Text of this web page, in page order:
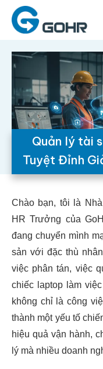
Quản lý tài
Tuyệt Đỉnh
Chào bạn, tôi là
HR Trưởng của
đang chuyển mình
sản với đặc thù
việc phân tán, việc
chiếc laptop làm
không chỉ là công
thành một yếu tố
hiệu quả vận hành,
lý mà nhiều doanh